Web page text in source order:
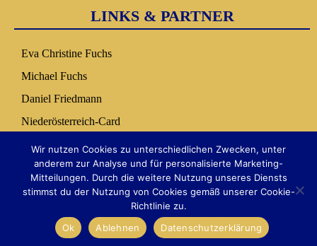
LINKS & PARTNER
Eva Christine Fuchs
Michael Fuchs
Daniel Friedmann
Niederösterreich-Card
Nuseum Copilot
Wir nutzen Cookies zu unterschiedlichen Zwecken, unter
anderem zur Analyse und für personalisierte Marketing-
Mitteilungen. Durch die weitere Nutzung unseres Diensts
stimmst du der Nutzung von Cookies gemäß unserer Cookie-
Richtlinie zu.
Ok
Ablehnen Datenschutzerklärung